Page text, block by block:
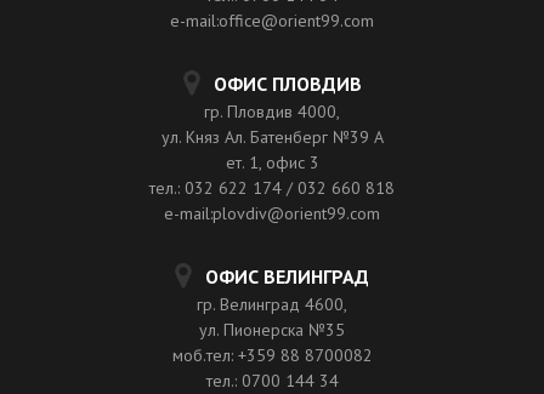
e-mail:office@orient99.com
ОФИС ПЛОВДИВ
гр. Пловдив 4000,
ул. Княз Ал. Батенберг №39 A
ет. 1, офис 3
тел.: 032 622 174 / 032 660 818
e-mail:plovdiv@orient99.com
ОФИС ВЕЛИНГРАД
гр. Велинград 4600,
ул. Пионерска №35
моб.тел: +359 88 8700082
тел.: 0700 144 34